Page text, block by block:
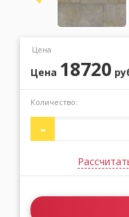
Цена
Цена 18720
Количество:
-